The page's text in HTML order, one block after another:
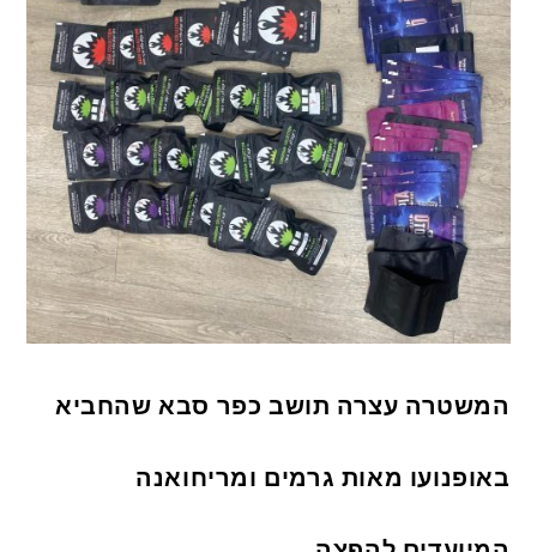
המשטרה עצרה תושב כפר סבא שהחביא
באופנועו מאות גרמים ומריחואנה